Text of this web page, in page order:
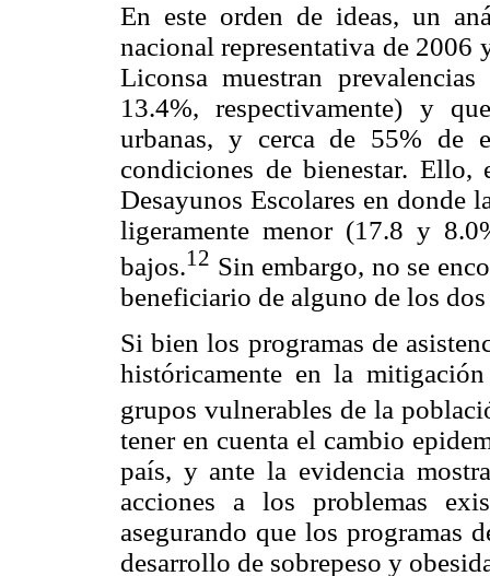
En este orden de ideas, un
nacional representativa de 2006
Liconsa muestran
13.4%, respectivamente) y
urbanas, y cerca de 55% de
condiciones de bienestar.
Desayunos Escolares en donde
ligeramente menor (17.8 y
bajos.12 Sin embargo, no se
beneficiario de alguno de los
Si bien los programas de
históricamente en la
grupos vulnerables de la
tener en cuenta el cambio
país, y ante la evidencia
acciones a los problemas
asegurando que los programas
desarrollo de sobrepeso y